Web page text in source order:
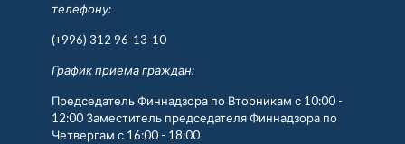
телефону:
(+996) 312 96-13-10
График приема граждан:
Председатель Финнадзора по Вторникам с 10:00 -
12:00 Заместитель председателя Финнадзора по
Четвергам с 16:00 - 18:00